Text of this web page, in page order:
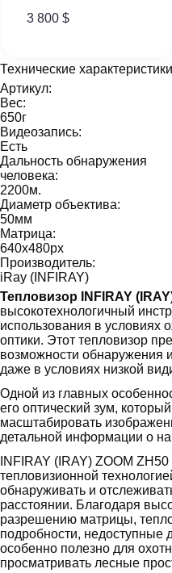
3 800 $
Технические характеристики
Артикул:
Вес:
650г
Видеозапись:
Есть
Дальность обнаружения
человека:
2200м.
Диаметр объектива:
50мм
Матрица:
640х480px
Производитель:
iRay (INFIRAY)
Тепловизор INFIRAY
высокотехнологичный
использования в условиях
оптики. Этот тепловизор
возможности обнаружения
даже в условиях низкой
Одной из главных
его оптический зум,
масштабировать
детальной информации о
INFIRAY (IRAY) ZOOM
тепловизионной
обнаруживать и
расстоянии. Благодаря
разрешению матрицы,
подробности, недоступные
особенно полезно для
просматривать лесные